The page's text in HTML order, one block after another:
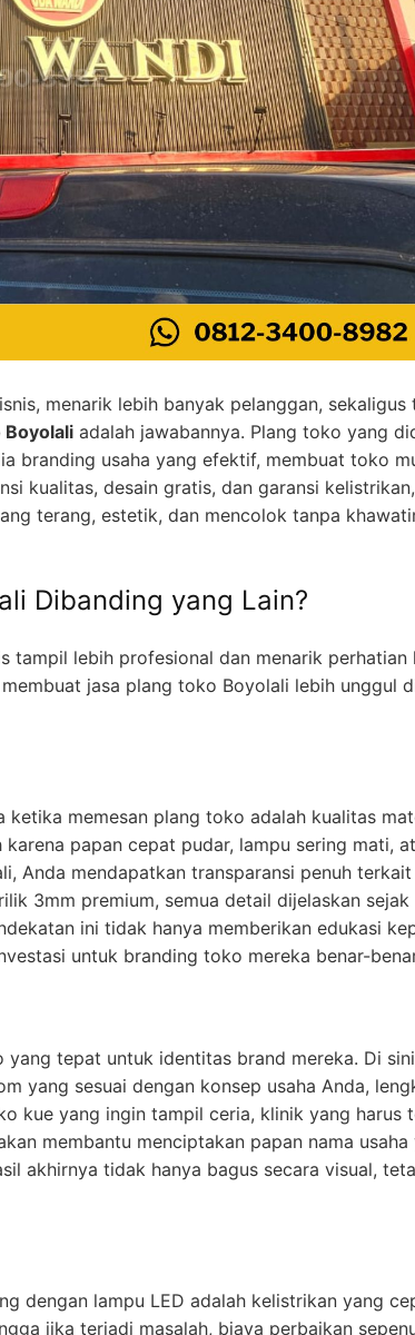
menarik lebih banyak pelanggan, sekaligus
Boyolali adalah jawabannya. Plang toko yang
branding usaha yang efektif, membuat toko
kualitas, desain gratis, dan garansi
terang, estetik, dan mencolok tanpa
Dibanding yang Lain?
tampil lebih profesional dan menarik perhatian
jasa plang toko Boyolali lebih unggul
ketika memesan plang toko adalah kualitas
papan cepat pudar, lampu sering mati,
Anda mendapatkan transparansi penuh
3mm premium, semua detail dijelaskan sejak
ini tidak hanya memberikan edukasi
untuk branding toko mereka benar-
tepat untuk identitas brand mereka. Di
yang sesuai dengan konsep usaha Anda,
kue yang ingin tampil ceria, klinik yang harus
membantu menciptakan papan nama usaha
akhirnya tidak hanya bagus secara visual,
dengan lampu LED adalah kelistrikan yang
jika terjadi masalah, biaya perbaikan